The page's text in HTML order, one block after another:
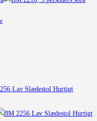
Hurtigt
Hurtigt